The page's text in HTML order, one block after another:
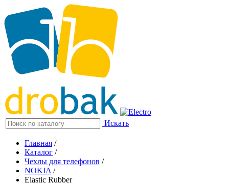
Искать
Главная /
Каталог /
Чехлы для телефонов /
NOKIA /
Elastic Rubber